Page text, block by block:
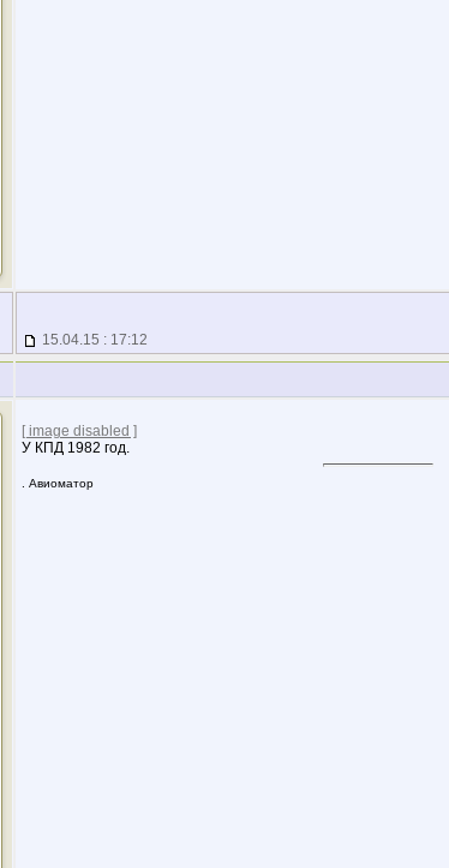
15.04.15 : 17:12
[ image disabled ]
У КПД 1982 год.
. Авиоматор